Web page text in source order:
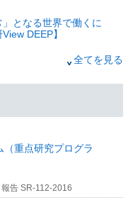
科学省、国土交通省、金融庁
」となる世界で働くに
ぼす将来的影響を
所の共同研究に
救急搬送需要を推
、環境記者会、文部科学記者
」となる世界で働くに
DEEP】
】
げ GOSAT-GW、つ
環研View DEEP】
季節のズレ”を追う全
ました【国環研View
全てを見る
重点研究プログラ
告 SR-112-2016